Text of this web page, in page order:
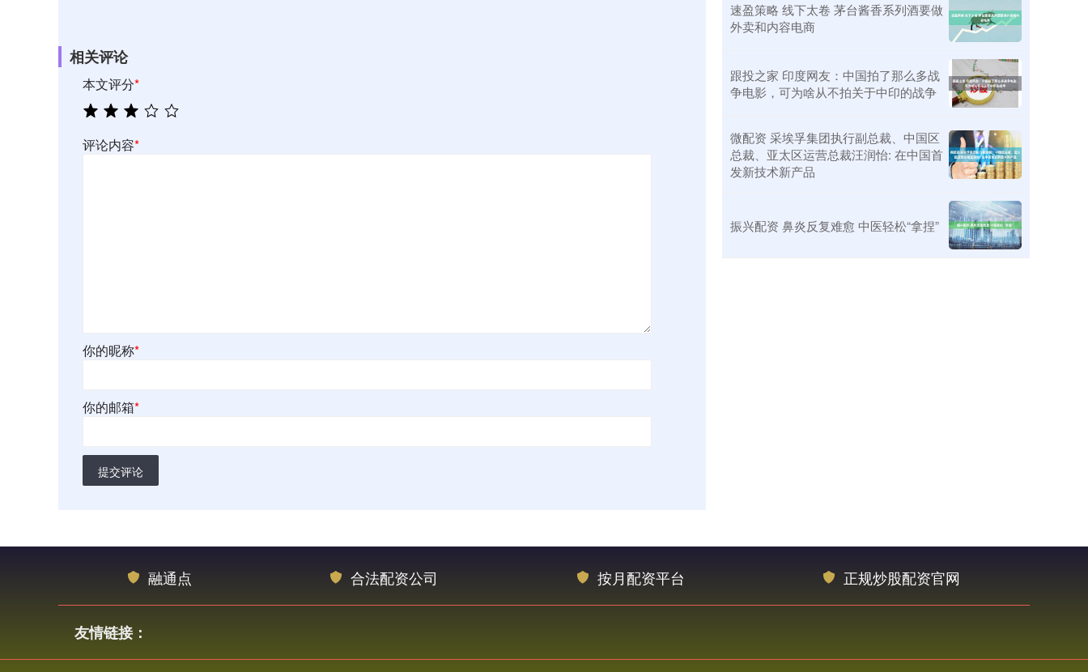
相关评论
本文评分*
评论内容*
你的昵称*
你的邮箱*
提交评论
速盈策略 线下太卷 茅台酱香系列酒要做
外卖和内容电商
跟投之家 印度网友：中国拍了那么多战
争电影，可为啥从不拍关于中印的战争
微配资 采埃孚集团执行副总裁、中国区
总裁、亚太区运营总裁汪润怡: 在中国首
发新技术新产品
振兴配资 鼻炎反复难愈 中医轻松“拿捏”
融通点 合法配资公司 按月配资平台 正规炒股配资官网
友情链接：